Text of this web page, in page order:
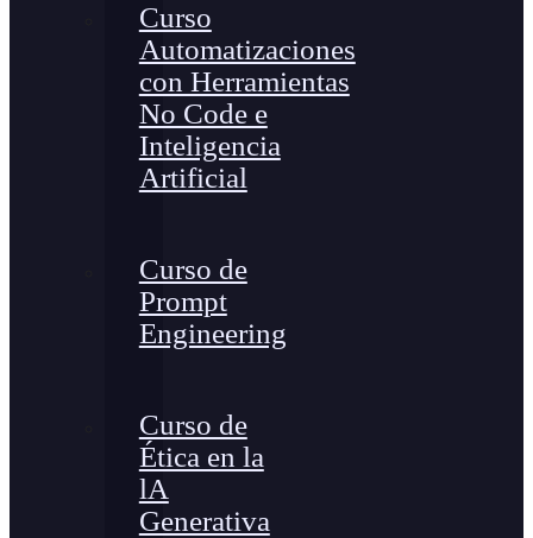
Curso
Automatizaciones
con Herramientas
No Code e
Inteligencia
Artificial
Curso de
Prompt
Engineering
Curso de
Ética en la
lA
Generativa